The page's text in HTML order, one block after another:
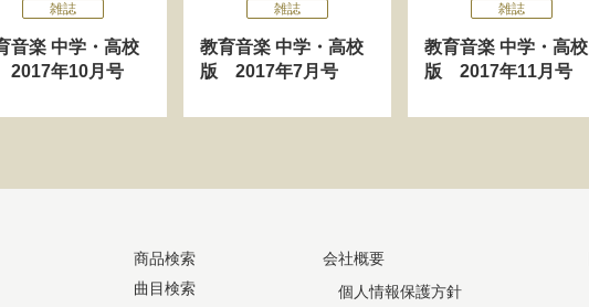
雑誌
音楽 中学・高校
年10月号
雑誌
教育音楽 中学・高校
版 2017年7月号
雑誌
教育音楽 中学・高校
版 2017年11月号
商品検索
曲目検索
会社概要
個人情報保護方針